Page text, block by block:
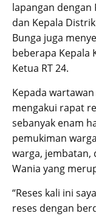
lapangan dengan
dan Kepala
Bunga juga
beberapa Kepala
Ketua RT 24.
Kepada
mengakui rapat
sebanyak enam
pemukiman
warga, jembatan,
Wania yang
“Reses kali ini
reses dengan